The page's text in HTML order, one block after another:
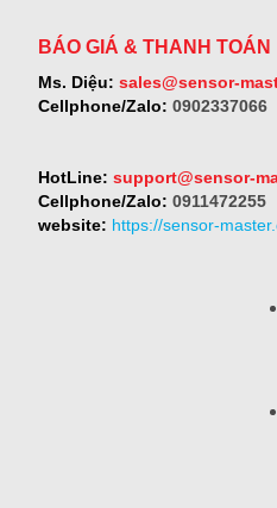
BÁO GIÁ & THANH TOÁN
Ms. Diệu: sales@sensor-
Cellphone/Zalo: 0902337066
HotLine: support@sensor-
Cellphone/Zalo: 0911472255
website: https://sensor-